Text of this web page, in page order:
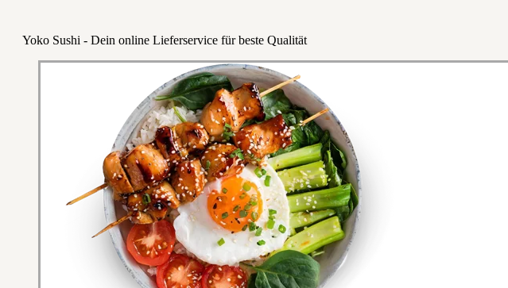
Yoko Sushi - Dein online Lieferservice für beste Qualität